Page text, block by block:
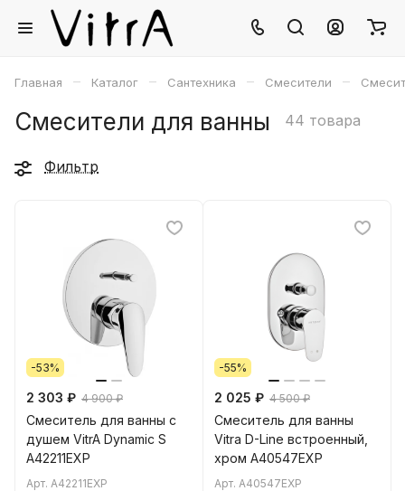
Главная – Каталог – Сантехника – Смесители –
Смесители для ванны 44 товара
Фильтр
-53%
2 303 ₽ 4 900 ₽
Смеситель для ванны с
душем VitrA Dynamic S
A42211EXP
Арт. A42211EXP
-55%
2 025 ₽ 4 500 ₽
Смеситель для ванны
Vitra D-Line встроенный,
хром A40547EXP
Арт. A40547EXP